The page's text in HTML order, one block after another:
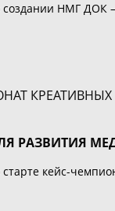
НМГ ДОК
РАЗВИТИЯ
кейс-